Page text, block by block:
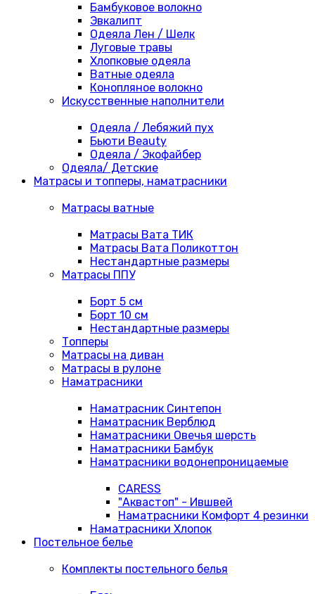
Бамбуковое волокно
Эвкалипт
Одеяла Лен / Шелк
Луговые травы
Хлопковые одеяла
Ватные одеяла
Конопляное волокно
Искусственные наполнители
Одеяла / Лебяжий пух
Бьюти Beauty
Одеяла / Экофайбер
Одеяла/ Детские
Матрасы и топперы, наматрасники
Матрасы ватные
Матрасы Вата ТИК
Матрасы Вата Поликоттон
Нестандартные размеры
Матрасы ППУ
Борт 5 см
Борт 10 см
Нестандартные размеры
Топперы
Матрасы на диван
Матрасы в рулоне
Наматрасники
Наматрасник Синтепон
Наматрасник Верблюд
Наматрасники Овечья шерсть
Наматрасники Бамбук
Наматрасники водонепроницаемые
CARESS
"Аквастоп" - Ившвей
Наматрасники Комфорт 4 резинки
Наматрасники Хлопок
Постельное белье
Комплекты постельного белья